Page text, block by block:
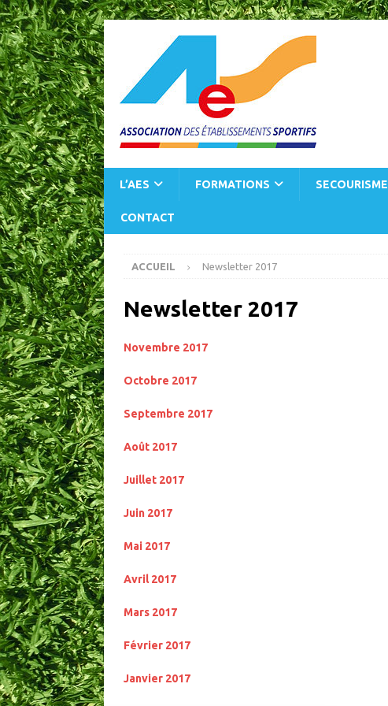
L’AES FORMATIONS SECOURISME
CONTACT
ACCUEIL Newsletter 2017
Newsletter 2017
Novembre 2017
Octobre 2017
Septembre 2017
Août 2017
Juillet 2017
Juin 2017
Mai 2017
Avril 2017
Mars 2017
Février 2017
Janvier 2017